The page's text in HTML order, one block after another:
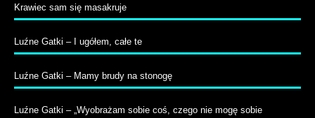
Krawiec sam się masakruje
Luźne Gatki – I ugółem, całe te
Luźne Gatki – Mamy brudy na stonogę
Luźne Gatki – „Wyobrażam sobie coś, czego nie mogę sobie